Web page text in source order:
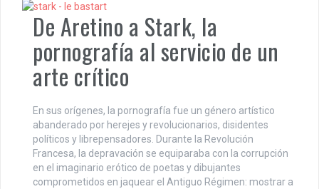
De Aretino a Stark, la
pornografía al servicio de un
arte crítico
En sus orígenes, la pornografía fue un género artístico
abanderado por herejes y revolucionarios, disidentes
políticos y librepensadores. Durante la Revolución
Francesa, la depravación se equiparaba con la corrupción
en el imaginario erótico de poetas y dibujantes
comprometidos en jaquear el Antiguo Régimen: mostrar a